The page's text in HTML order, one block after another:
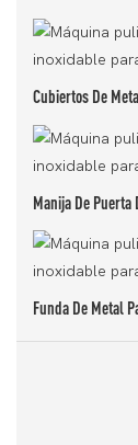
Cubiertos De
Manija De Puerta
Funda De Metal